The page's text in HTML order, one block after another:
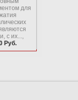
для
с их...,
Руб.